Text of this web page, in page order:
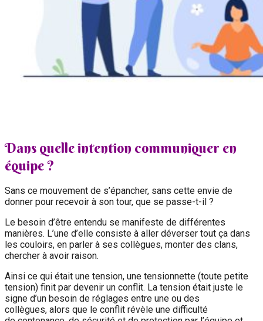
Dans quelle intention communiquer en
équipe ?
Sans ce mouvement de s’épancher, sans cette envie de
donner pour recevoir à son tour, que se passe-t-il ?
Le besoin d’être entendu se manifeste de différentes
manières. L’une d’elle consiste à aller déverser tout ça dans
les couloirs, en parler à ses collègues, monter des clans,
chercher à avoir raison.
Ainsi ce qui était une tension, une tensionnette (toute petite
tension) finit par devenir un conflit. La tension était juste le
signe d’un besoin de réglages entre une ou des
collègues, alors que le conflit révèle une difficulté